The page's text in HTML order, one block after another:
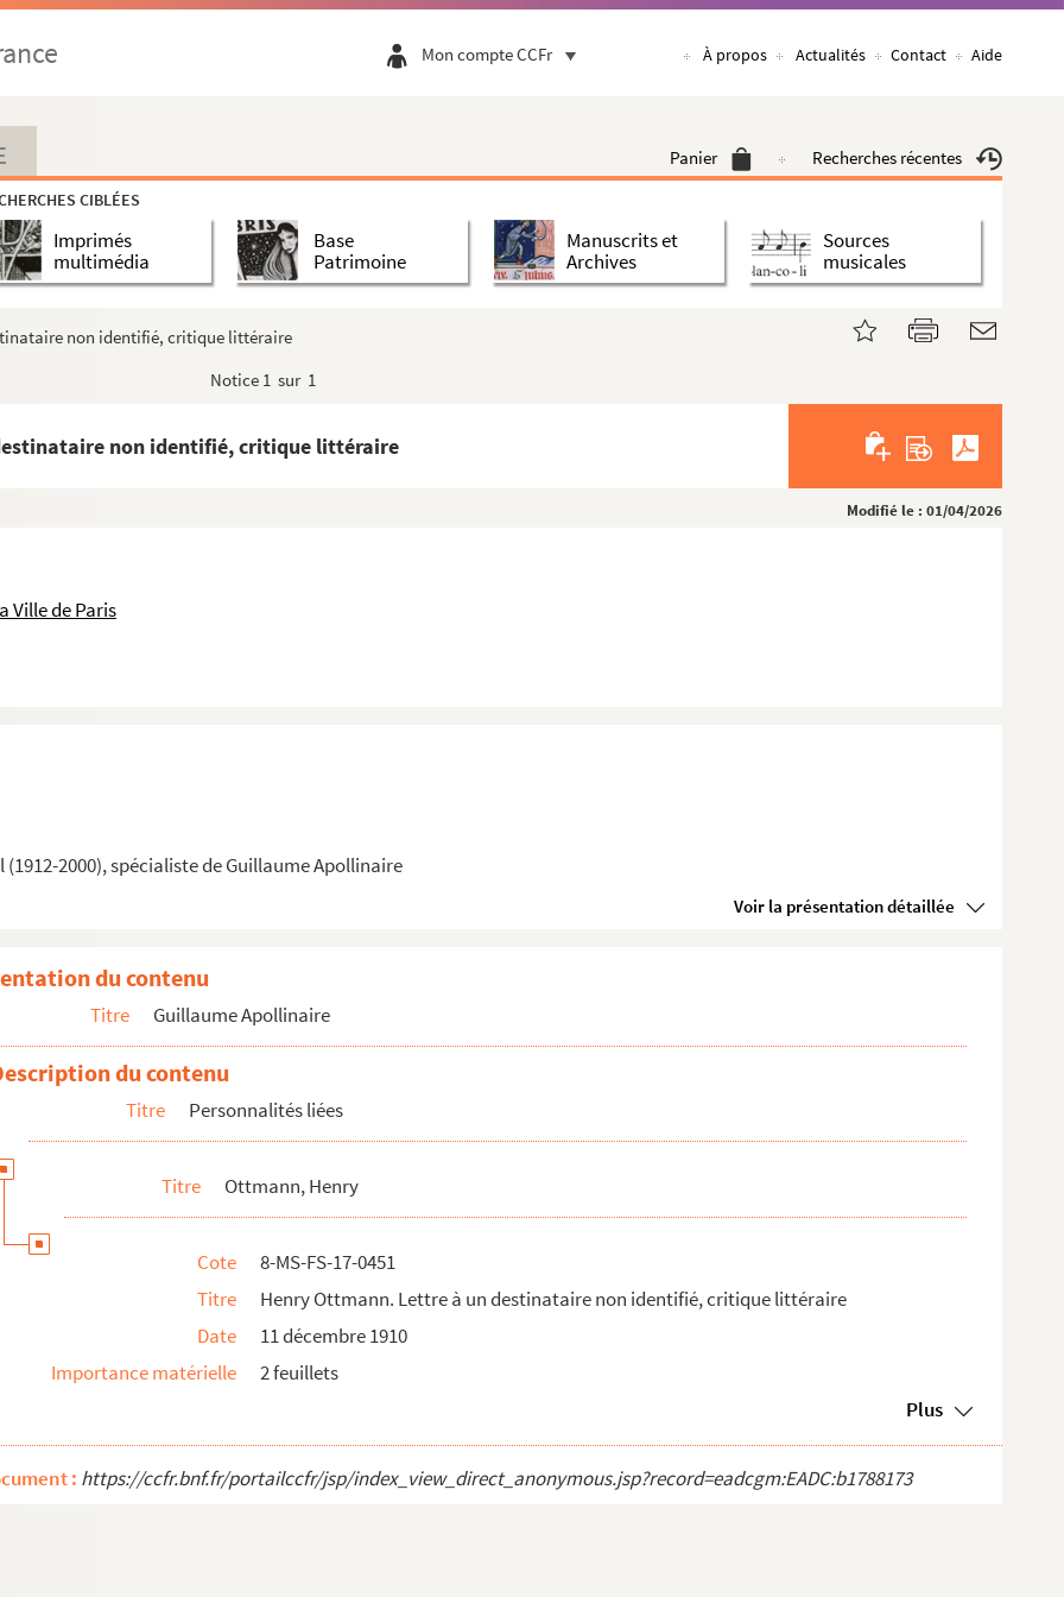
Mon compte CCFr À propos Actualités Contact Aide
Panier Recherches récentes
CIBLÉES
Imprimés
multimédia
Base
Patrimoine
Manuscrits et
Archives
Sources
musicales
non identifié, critique littéraire
Notice 1 sur 1
non identifié, critique littéraire
Modifié le : 01/04/2026
Ville de Paris
2000), spécialiste de Guillaume Apollinaire
Voir la présentation détaillée
non identifié, critique littéraire
du contenu
Titre Guillaume Apollinaire
du contenu
Titre Personnalités liées
Titre Ottmann, Henry
Cote
8-MS-FS-17-0451
Titre
Henry Ottmann. Lettre à un destinataire non identifié, critique littéraire
Date
11 décembre 1910
Importance matérielle
2 feuillets
Plus
: https://ccfr.bnf.fr/portailccfr/jsp/index_view_direct_anonymous.jsp?record=eadcgm:EADC:b1788173